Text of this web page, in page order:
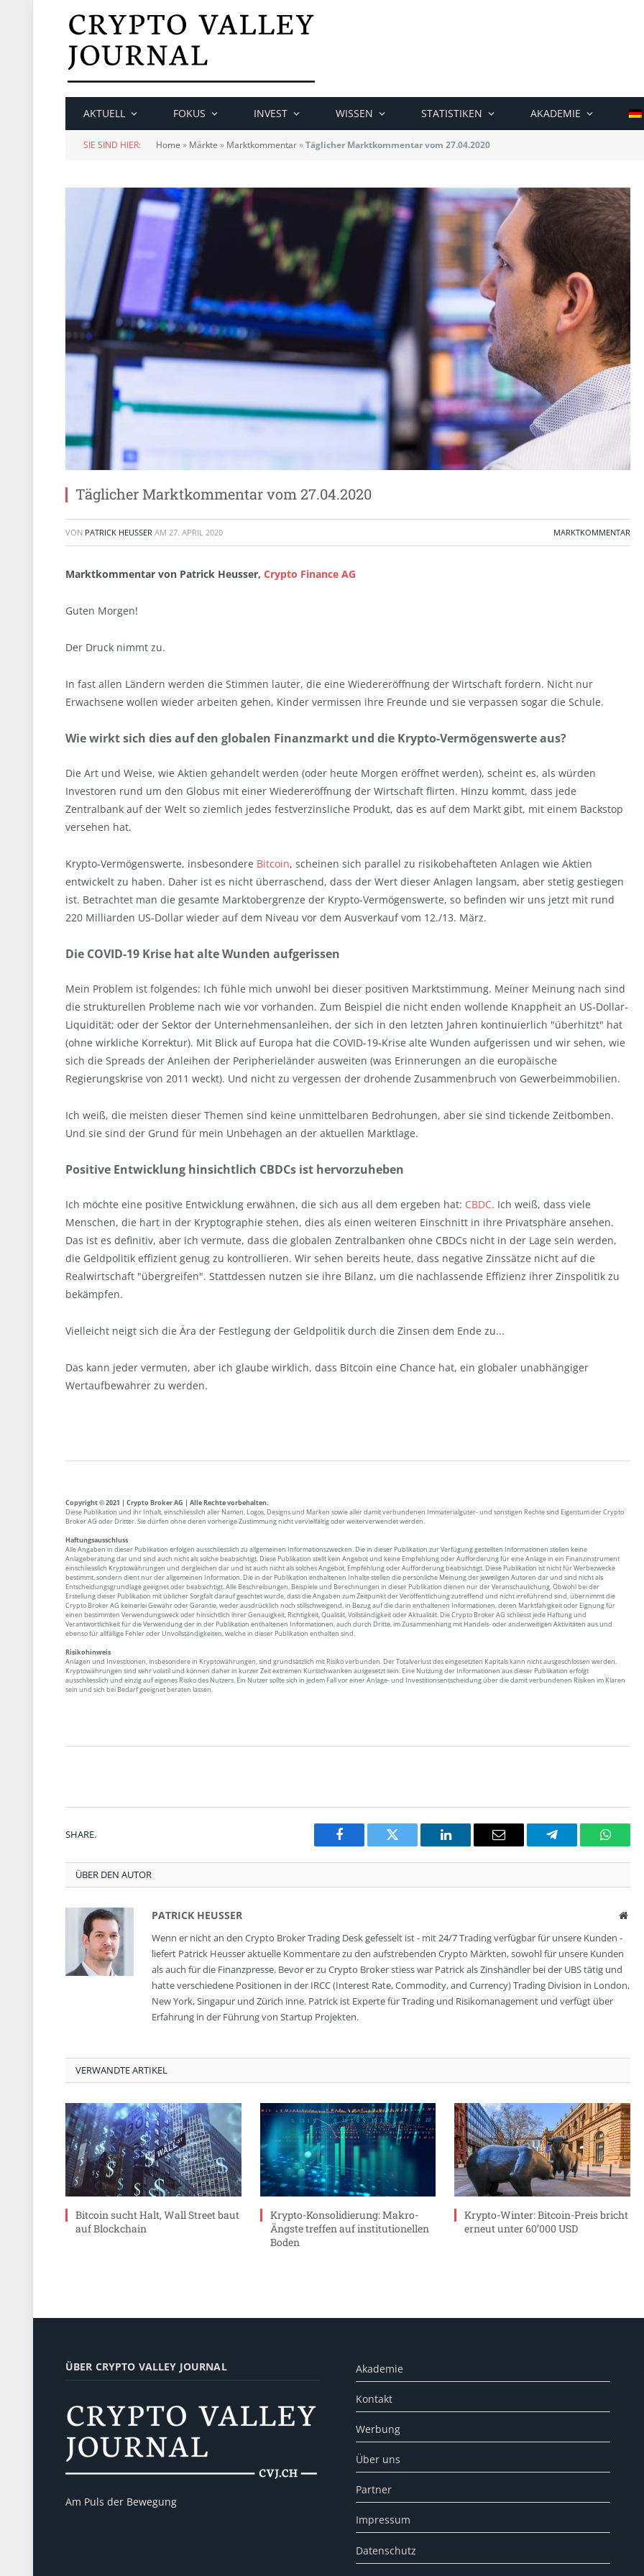
AKTUELL FOKUS INVEST WISSEN STATISTIKEN AKADEMIE
SIE SIND HIER: Home » Märkte » Marktkommentar»Täglicher Marktkommentar vom 27.04.2020
Täglicher Marktkommentar vom 27.04.2020
VON PATRICK HEUSSER AM 27. APRIL 2020 MARKTKOMMENTAR
Marktkommentar von Patrick Heusser, Crypto Finance AG
Guten Morgen!
Der Druck nimmt zu.
In fast allen Ländern werden die Stimmen lauter, die eine Wiedereröffnung der Wirtschaft fordern. Nicht nur
Erwachsene wollen wieder arbeiten gehen, Kinder vermissen ihre Freunde und sie verpassen sogar die Schule.
Wie wirkt sich dies auf den globalen Finanzmarkt und die Krypto-Vermögenswerte aus?
Die Art und Weise, wie Aktien gehandelt werden (oder heute Morgen eröffnet werden), scheint es, als würden
Investoren rund um den Globus mit einer Wiedereröffnung der Wirtschaft flirten. Hinzu kommt, dass jede
Zentralbank auf der Welt so ziemlich jedes festverzinsliche Produkt, das es auf dem Markt gibt, mit einem Backstop
versehen hat.
Krypto-Vermögenswerte, insbesondere Bitcoin, scheinen sich parallel zu risikobehafteten Anlagen wie Aktien
entwickelt zu haben. Daher ist es nicht überraschend, dass der Wert dieser Anlagen langsam, aber stetig gestiegen
ist. Betrachtet man die gesamte Marktobergrenze der Krypto-Vermögenswerte, so befinden wir uns jetzt mit rund
220 Milliarden US-Dollar wieder auf dem Niveau vor dem Ausverkauf vom 12./13. März.
Die COVID-19 Krise hat alte Wunden aufgerissen
Mein Problem ist folgendes: Ich fühle mich unwohl bei dieser positiven Marktstimmung. Meiner Meinung nach sind
die strukturellen Probleme nach wie vor vorhanden. Zum Beispiel die nicht enden wollende Knappheit an US-Dollar-
Liquidität; oder der Sektor der Unternehmensanleihen, der sich in den letzten Jahren kontinuierlich "überhitzt" hat
(ohne wirkliche Korrektur). Mit Blick auf Europa hat die COVID-19-Krise alte Wunden aufgerissen und wir sehen, wie
sich die Spreads der Anleihen der Peripherieländer ausweiten (was Erinnerungen an die europäische
Regierungskrise von 2011 weckt). Und nicht zu vergessen der drohende Zusammenbruch von Gewerbeimmobilien.
Ich weiß, die meisten dieser Themen sind keine unmittelbaren Bedrohungen, aber sie sind tickende Zeitbomben.
Und sie sind der Grund für mein Unbehagen an der aktuellen Marktlage.
Positive Entwicklung hinsichtlich CBDCs ist hervorzuheben
Ich möchte eine positive Entwicklung erwähnen, die sich aus all dem ergeben hat: CBDC. Ich weiß, dass viele
Menschen, die hart in der Kryptographie stehen, dies als einen weiteren Einschnitt in ihre Privatsphäre ansehen.
Das ist es definitiv, aber ich vermute, dass die globalen Zentralbanken ohne CBDCs nicht in der Lage sein werden,
die Geldpolitik effizient genug zu kontrollieren. Wir sehen bereits heute, dass negative Zinssätze nicht auf die
Realwirtschaft "übergreifen". Stattdessen nutzen sie ihre Bilanz, um die nachlassende Effizienz ihrer Zinspolitik zu
bekämpfen.
Vielleicht neigt sich die Ära der Festlegung der Geldpolitik durch die Zinsen dem Ende zu...
Das kann jeder vermuten, aber ich glaube wirklich, dass Bitcoin eine Chance hat, ein globaler unabhängiger
Wertaufbewahrer zu werden.
Copyright © 2021 | Crypto Broker AG | Alle Rechte vorbehalten.
Diese Publikation und ihr Inhalt, einschliesslich aller Namen, Logos, Designs und Marken sowie aller damit verbundenen Immaterialgüter- und sonstigen Rechte sind Eigentum der Crypto
Broker AG oder Dritter. Sie dürfen ohne deren vorherige Zustimmung nicht vervielfältig oder weiterverwendet werden.
Haftungsausschluss
Alle Angaben in dieser Publikation erfolgen ausschliesslich zu allgemeinen Informationszwecken. Die in dieser Publikation zur Verfügung gestellten Informationen stellen keine
Anlageberatung dar und sind auch nicht als solche beabsichtigt. Diese Publikation stellt kein Angebot und keine Empfehlung oder Aufforderung für eine Anlage in ein Finanzinstrument
einschliesslich Kryptowährungen und dergleichen dar und ist auch nicht als solches Angebot, Empfehlung oder Aufforderung beabsichtigt. Diese Publikation ist nicht für Werbezwecke
bestimmt, sondern dient nur der allgemeinen Information. Die in der Publikation enthaltenen Inhalte stellen die persönliche Meinung der jeweiligen Autoren dar und sind nicht als
Entscheidungsgrundlage geeignet oder beabsichtigt. Alle Beschreibungen, Beispiele und Berechnungen in dieser Publikation dienen nur der Veranschaulichung. Obwohl bei der
Erstellung dieser Publikation mit üblicher Sorgfalt darauf geachtet wurde, dass die Angaben zum Zeitpunkt der Veröffentlichung zutreffend und nicht irreführend sind, übernimmt die
Crypto Broker AG keinerlei Gewähr oder Garantie, weder ausdrücklich noch stillschweigend, in Bezug auf die darin enthaltenen Informationen, deren Marktfähigkeit oder Eignung für
einen bestimmten Verwendungsweck oder hinsichtlich ihrer Genauigkeit, Richtigkeit, Qualität, Vollständigkeit oder Aktualität. Die Crypto Broker AG schliesst jede Haftung und
Verantwortlichkeit für die Verwendung der in der Publikation enthaltenen Informationen, auch durch Dritte, im Zusammenhang mit Handels- oder anderweitigen Aktivitäten aus und
ebenso für allfällige Fehler oder Unvollständigkeiten, welche in dieser Publikation enthalten sind.
Risikohinweis
Anlagen und Investitionen, insbesondere in Kryptowährungen, sind grundsätzlich mit Risiko verbunden. Der Totalverlust des eingesetzten Kapitals kann nicht ausgeschlossen werden.
Kryptowährungen sind sehr volatil und können daher in kurzer Zeit extremen Kursschwanken ausgesetzt sein. Eine Nutzung der Informationen aus dieser Publikation erfolgt
ausschliesslich und einzig auf eigenes Risiko des Nutzers. Ein Nutzer sollte sich in jedem Fall vor einer Anlage- und Investitionsentscheidung über die damit verbundenen Risiken im Klaren
sein und sich bei Bedarf geeignet beraten lassen.
SHARE.
Facebook Twitter LinkedIn Email Telegram
ÜBER DEN AUTOR
PATRICK HEUSSER
Wenn er nicht an den Crypto Broker Trading Desk gefesselt ist - mit 24/7 Trading verfügbar für unsere Kunden -
liefert Patrick Heusser aktuelle Kommentare zu den aufstrebenden Crypto Märkten, sowohl für unsere Kunden
als auch für die Finanzpresse. Bevor er zu Crypto Broker stiess war Patrick als Zinshändler bei der UBS tätig und
hatte verschiedene Positionen in der IRCC (Interest Rate, Commodity, and Currency) Trading Division in London,
New York, Singapur und Zürich inne. Patrick ist Experte für Trading und Risikomanagement und verfügt über
Erfahrung in der Führung von Startup Projekten.
VERWANDTE ARTIKEL
Bitcoin sucht Halt, Wall Street baut
auf Blockchain
Krypto-Konsolidierung: Makro-
Ängste treffen auf institutionellen
Boden
Krypto-Winter: Bitcoin-Preis bricht
erneut unter 60’000 USD
ÜBER CRYPTO VALLEY JOURNAL
Am Puls der Bewegung
Akademie
Kontakt
Werbung
Über uns
Partner
Impressum
Datenschutz